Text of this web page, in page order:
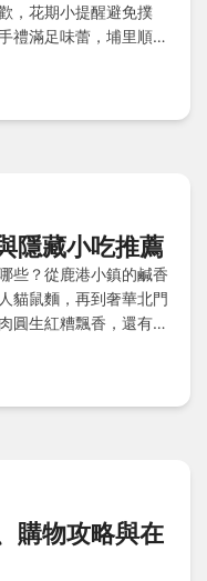
，花期小提醒避免撲
禮滿足味蕾，埔里順遊
隱藏小吃推薦
些？從鹿港小鎮的鹹香
貓鼠麵，再到奢華北門
圓生紅糟飄香，還有在
遍彰化經典小吃！
購物攻略與在